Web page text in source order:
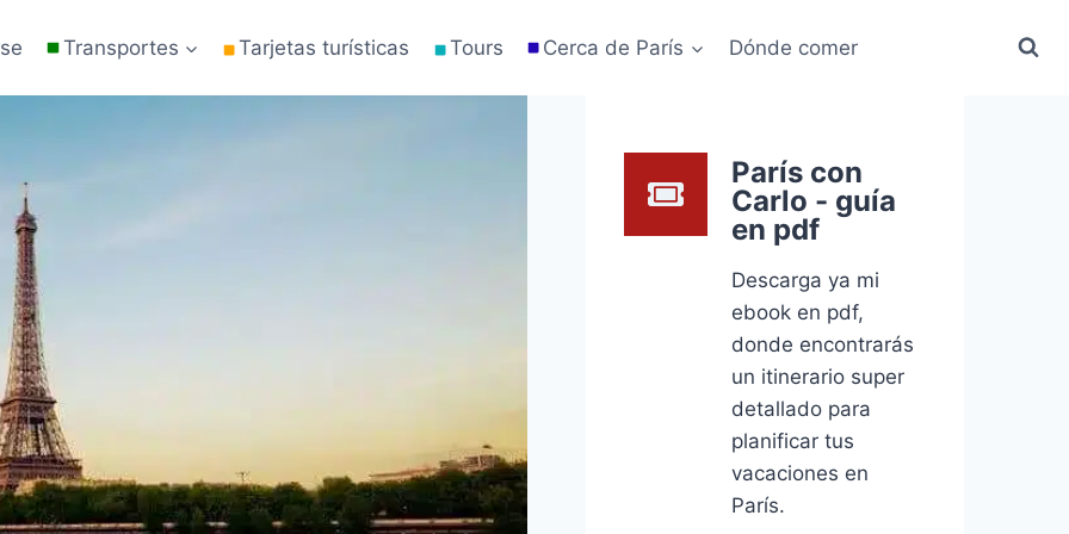
Transportes Tarjetas turísticas Tours Cerca de París Dónde comer
París con
Carlo - guía
en pdf
Descarga ya mi
ebook en pdf,
donde encontrarás
un itinerario super
detallado para
planificar tus
vacaciones en
París.